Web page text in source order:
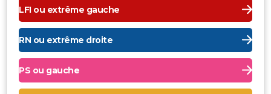
LFI ou extrême gauche
RN ou extrême droite
PS ou gauche